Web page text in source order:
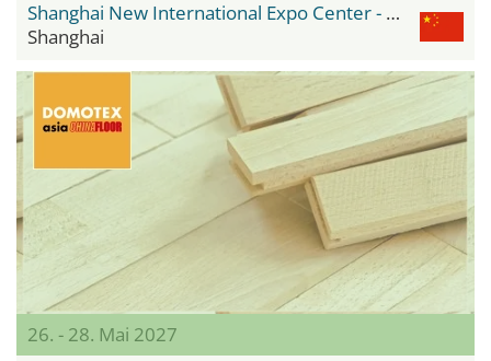
Shanghai New International Expo Center - SNIEC
Shanghai
26. - 28. Mai 2027